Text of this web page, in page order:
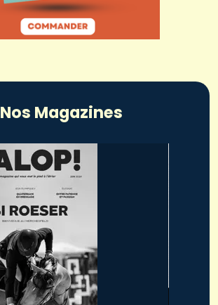
Nos Magazines